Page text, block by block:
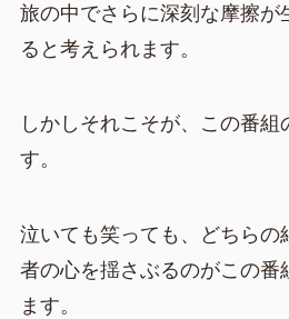
旅の中でさらに深刻な摩擦が
ると考えられます。
しかしそれこそが、この番組
す。
泣いても笑っても、どちらの
者の心を揺さぶるのがこの番
ます。